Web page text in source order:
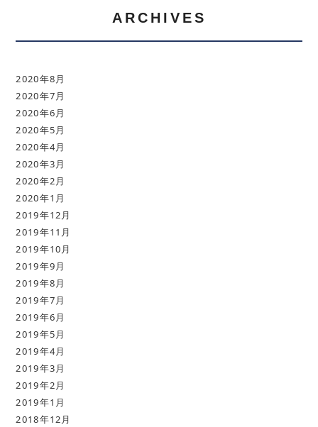
ARCHIVES
2020年8月
2020年7月
2020年6月
2020年5月
2020年4月
2020年3月
2020年2月
2020年1月
2019年12月
2019年11月
2019年10月
2019年9月
2019年8月
2019年7月
2019年6月
2019年5月
2019年4月
2019年3月
2019年2月
2019年1月
2018年12月